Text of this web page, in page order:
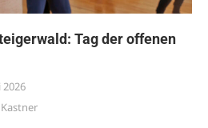
Tag der offenen
2026